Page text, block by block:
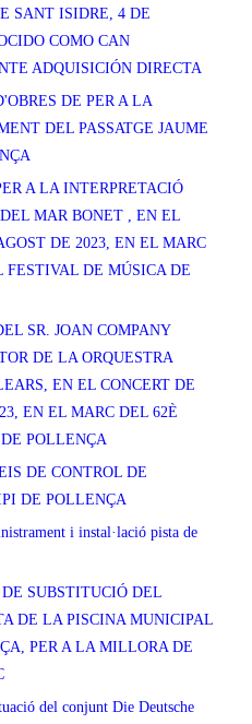
SANT ISIDRE, 4 DE
COMO CAN
ADQUISICIÓN DIRECTA
DE PER A LA
DEL PASSATGE JAUME
A LA INTERPRETACIÓ
MAR BONET , EN EL
DE 2023, EN EL MARC
DE MÚSICA DE
SR. JOAN COMPANY
DE LA ORQUESTRA
EN EL CONCERT DE
EN EL MARC DEL 62È
POLLENÇA
DE CONTROL DE
DE POLLENÇA
i instal·lació pista de
SUBSTITUCIÓ DEL
DE LA PISCINA MUNICIPAL
PER A LA MILLORA DE
del conjunt Die Deutsche